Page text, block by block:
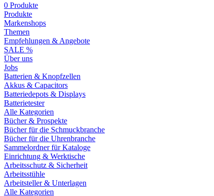
0 Produkte
Produkte
Markenshops
Themen
Empfehlungen & Angebote
SALE %
Über uns
Jobs
Batterien & Knopfzellen
Akkus & Capacitors
Batteriedepots & Displays
Batterietester
Alle Kategorien
Bücher & Prospekte
Bücher für die Schmuckbranche
Bücher für die Uhrenbranche
Sammelordner für Kataloge
Einrichtung & Werktische
Arbeitsschutz & Sicherheit
Arbeitsstühle
Arbeitsteller & Unterlagen
Alle Kategorien